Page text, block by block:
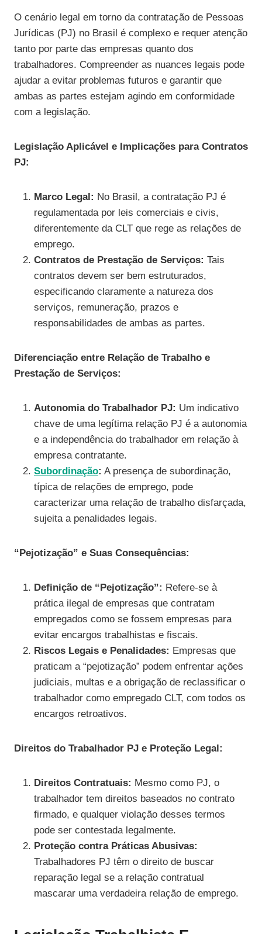
O cenário legal em torno da contratação de Pessoas
Jurídicas (PJ) no Brasil é complexo e requer atenção
tanto por parte das empresas quanto dos
trabalhadores. Compreender as nuances legais pode
ajudar a evitar problemas futuros e garantir que
ambas as partes estejam agindo em conformidade
com a legislação.
Legislação Aplicável e Implicações para Contratos
PJ:
Marco Legal: No Brasil, a contratação PJ é
regulamentada por leis comerciais e civis,
diferentemente da CLT que rege as relações de
emprego.
Contratos de Prestação de Serviços: Tais
contratos devem ser bem estruturados,
especificando claramente a natureza dos
serviços, remuneração, prazos e
responsabilidades de ambas as partes.
Diferenciação entre Relação de Trabalho e
Prestação de Serviços:
Autonomia do Trabalhador PJ: Um indicativo
chave de uma legítima relação PJ é a autonomia
e a independência do trabalhador em relação à
empresa contratante.
Subordinação: A presença de subordinação,
típica de relações de emprego, pode
caracterizar uma relação de trabalho disfarçada,
sujeita a penalidades legais.
“Pejotização” e Suas Consequências:
Definição de “Pejotização”: Refere-se à
prática ilegal de empresas que contratam
empregados como se fossem empresas para
evitar encargos trabalhistas e fiscais.
Riscos Legais e Penalidades: Empresas que
praticam a “pejotização” podem enfrentar ações
judiciais, multas e a obrigação de reclassificar o
trabalhador como empregado CLT, com todos os
encargos retroativos.
Direitos do Trabalhador PJ e Proteção Legal:
Direitos Contratuais: Mesmo como PJ, o
trabalhador tem direitos baseados no contrato
firmado, e qualquer violação desses termos
pode ser contestada legalmente.
Proteção contra Práticas Abusivas:
Trabalhadores PJ têm o direito de buscar
reparação legal se a relação contratual
mascarar uma verdadeira relação de emprego.